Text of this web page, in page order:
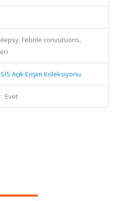
Febrile convulsions,
Açık Erişim Koleksiyonu
Evet